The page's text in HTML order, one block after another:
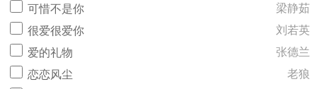
可惜不是你
梁静茹
很爱很爱你
刘若英
爱的礼物
张德兰
恋恋风尘
老狼